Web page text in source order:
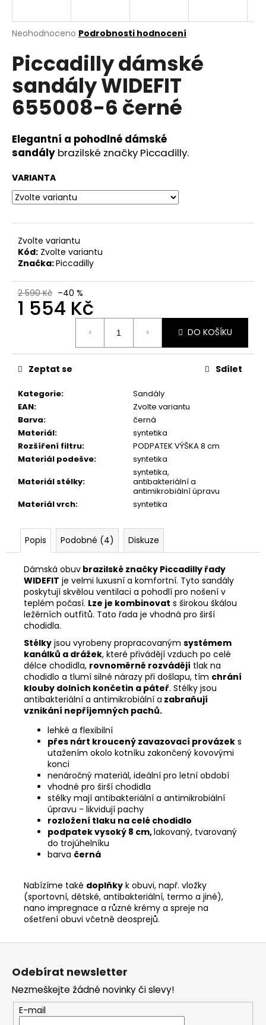
Průměrné
produktu
je
z
5
hvězdiček.
Neohodnoceno Podrobnosti hodnocení
Piccadilly dámské
sandály WIDEFIT
655008-6 černé
Elegantní a pohodlné dámské
sandály brazilské značky Piccadilly.
VARIANTA
Zvolte variantu
Kód: Zvolte variantu
Značka:Piccadilly
2 590 Kč –40 %
1 554 Kč
DO KOŠÍKU
Kategorie:
Sandály
EAN:
Zvolte variantu
Barva:
černá
Materiál:
syntetika
Rozšíření filtru:
PODPATEK VÝŠKA 8 cm
Materiál podešve:
syntetika
Materiál stélky:
syntetika,
antibakteriální a
antimikrobiální úpravu
Materiál vrch: syntetika
Zeptat se Sdílet
Popis Podobné (4) Diskuze
Dámská obuv brazilské značky Piccadilly řady
WIDEFIT je velmi luxusní a komfortní. Tyto sandály
poskytují skvělou ventilaci a pohodlí pro nošení v
teplém počasí. Lze je kombinovat s širokou škálou
ležérních outfitů. Tato řada je vhodná pro širší
chodidla.
Stélky jsou vyrobeny propracovaným systémem
kanálků a drážek, které přivádějí vzduch po celé
délce chodidla, rovnoměrně rozvádějí tlak na
chodidlo a tlumí silné nárazy při došlapu, tím chrání
klouby dolních končetin a páteř. Stélky jsou
antibakteriální a antimikrobiální a zabraňují
vznikání nepříjemných pachů.
lehké a flexibilní
přes nárt kroucený zavazovací provázek s
utažením okolo kotníku zakončený kovovými
konci
nenáročný materiál, ideální pro letní období
vhodné pro širší chodidla
stélky mají antibakteriální a antimikrobiální
úpravu - likvidují pachy
rozložení tlaku na celé chodidlo
podpatek vysoký 8 cm,lakovaný, tvarovaný
do trojúhelníku
barva černá
Nabízíme také doplňky k obuvi, např. vložky
(sportovní, dětské, antibakteriální, termo a jiné),
nano impregnace a různé krémy a spreje na
ošetření obuvi včetně deosprejů.
j
t
?
HLEDAT
D
o
o
u
č
u
e
m
PICCADILLY
DÁMSKÉ
TENISKY
SNEAKERS
S015002-
ČERNÉ
014
Kč
Původně:
Kč
Z
Odebírat newsletter
Nezmeškejte žádné novinky či slevy!
E-mail